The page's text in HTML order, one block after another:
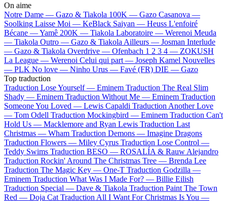
On aime
Notre Dame — Gazo & Tiakola 100K — Gazo Casanova —
Soolking Laisse Moi — KeBlack Saiyan — Heuss L'enfoiré
Bécane —Yamê 200K — Tiakola Laboratoire — Werenoi Meuda
— Tiakola Outro — Gazo & Tiakola Ailleurs — Josman Interlude
— Gazo & Tiakola Overdrive — Ofenbach 1 2 3 4 — ZOKUSH
La League — Werenoi Celui qui part — Joseph Kamel Nouvelles
— PLK No love — Ninho Urus — Favé (FR) DIE — Gazo
Top traduction
Traduction Lose Yourself — Eminem Traduction The Real Slim
Shady — Eminem Traduction Without Me — Eminem Traduction
Someone You Loved — Lewis Capaldi Traduction Another Love
— Tom Odell Traduction Mockingbird — Eminem Traduction Can't
Hold Us — Macklemore and Ryan Lewis Traduction Last
Christmas — Wham Traduction Demons — Imagine Dragons
Traduction Flowers — Miley Cyrus Traduction Lose Control —
Teddy Swims Traduction BESO — ROSALÍA & Rauw Alejandro
Traduction Rockin' Around The Christmas Tree — Brenda Lee
Traduction The Magic Key — One-T Traduction Godzilla —
Eminem Traduction What Was I Made For? — Billie Eilish
Traduction Special — Dave & Tiakola Traduction Paint The Town
Red — Doja Cat Traduction All I Want For Christmas Is You —